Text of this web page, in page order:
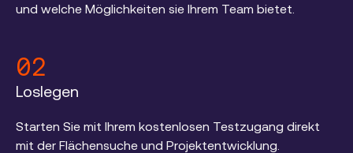
und welche Möglichkeiten sie Ihrem Team bietet.
02
Loslegen
Starten Sie mit Ihrem kostenlosen Testzugang direkt
mit der Flächensuche und Projektentwicklung.